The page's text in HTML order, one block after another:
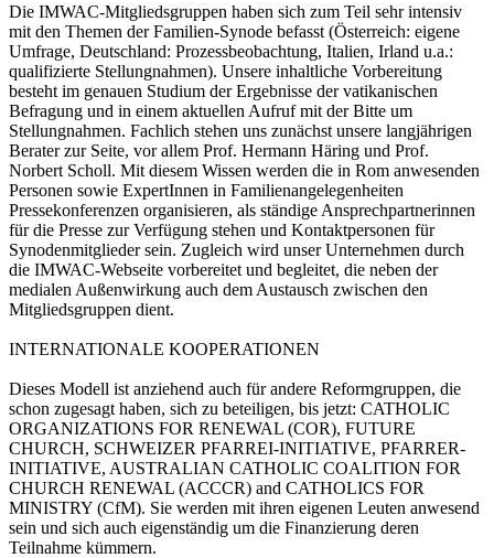
Die IMWAC-Mitgliedsgruppen haben sich zum Teil sehr intensiv
mit den Themen der Familien-Synode befasst (Österreich: eigene
Umfrage, Deutschland: Prozessbeobachtung, Italien, Irland u.a.:
qualifizierte Stellungnahmen). Unsere inhaltliche Vorbereitung
besteht im genauen Studium der Ergebnisse der vatikanischen
Befragung und in einem aktuellen Aufruf mit der Bitte um
Stellungnahmen. Fachlich stehen uns zunächst unsere langjährigen
Berater zur Seite, vor allem Prof. Hermann Häring und Prof.
Norbert Scholl. Mit diesem Wissen werden die in Rom anwesenden
Personen sowie ExpertInnen in Familienangelegenheiten
Pressekonferenzen organisieren, als ständige Ansprechpartnerinnen
für die Presse zur Verfügung stehen und Kontaktpersonen für
Synodenmitglieder sein. Zugleich wird unser Unternehmen durch
die IMWAC-Webseite vorbereitet und begleitet, die neben der
medialen Außenwirkung auch dem Austausch zwischen den
Mitgliedsgruppen dient.
INTERNATIONALE KOOPERATIONEN
Dieses Modell ist anziehend auch für andere Reformgruppen, die
schon zugesagt haben, sich zu beteiligen, bis jetzt: CATHOLIC
ORGANIZATIONS FOR RENEWAL (COR), FUTURE
CHURCH, SCHWEIZER PFARREI-INITIATIVE, PFARRER-
INITIATIVE, AUSTRALIAN CATHOLIC COALITION FOR
CHURCH RENEWAL (ACCCR) and CATHOLICS FOR
MINISTRY (CfM). Sie werden mit ihren eigenen Leuten anwesend
sein und sich auch eigenständig um die Finanzierung deren
Teilnahme kümmern.